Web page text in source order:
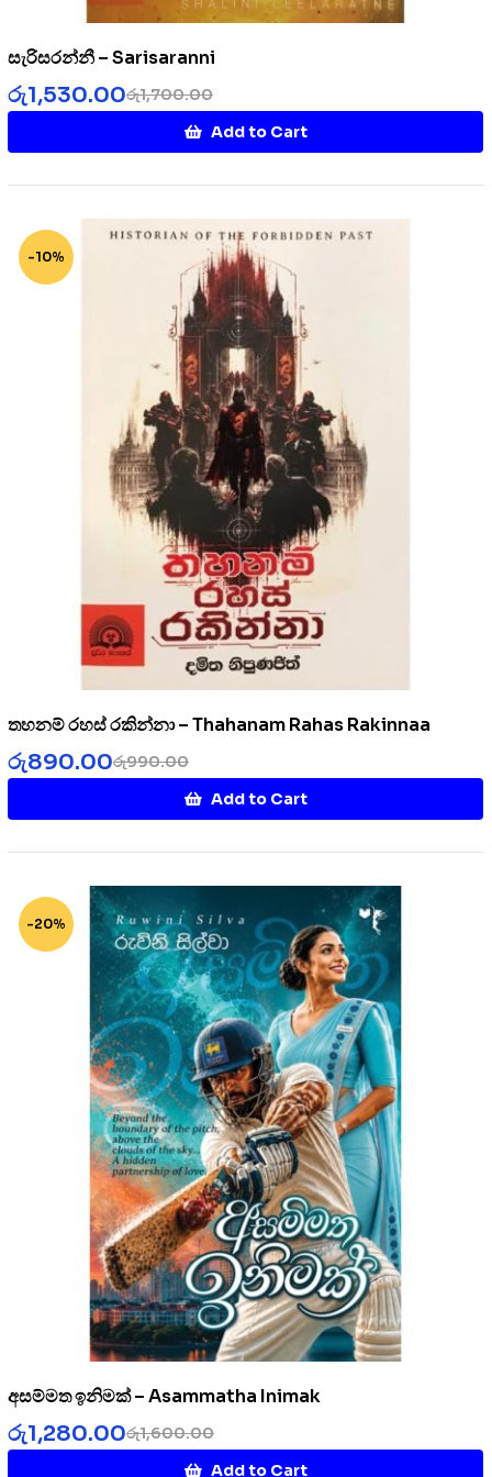
සැරිසරන්නී – Sarisaranni
රු1,700.00
රු1,530.00
Add to Cart
-10%
තහනම් රහස් රකින්නා – Thahanam Rahas Rakinnaa
රු990.00
රු890.00
Add to Cart
-20%
අසම්මත ඉනිමක් – Asammatha Inimak
රු1,600.00
රු1,280.00
Add to Cart